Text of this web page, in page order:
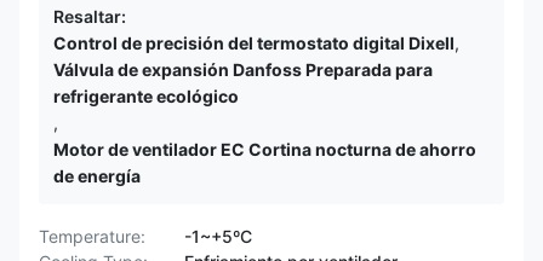
Resaltar:
Control de precisión del termostato digital Dixell,
Válvula de expansión Danfoss Preparada para
refrigerante ecológico
,
Motor de ventilador EC Cortina nocturna de ahorro
de energía
Temperature:
-1~+5ºC